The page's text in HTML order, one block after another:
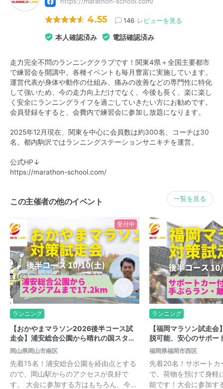
4.55 146 レビューを見る
本人確認済み 電話確認済み
走力完全不問のランニングクラブです！関東4県＋全国主要都市
で練習会を開講中。各種イベントも毎月豊富に実施しています。
運営代表が身体や動作の仕組み、痛みの改善などの専門性に特化
して強いため、今の走力向上だけでなく、今後も長く、楽に楽し
く安全にランニングライフを過ごしていきたい方にお勧めです。
会員登録をすると、会費内で練習会に参加し放題になります。
2025年12月現在、関東を中心に会員数は約300名、コーチは30
名。都内駒沢ではランニングステーションサニキチを運営。
公式HP↓
https://marathon-school.com/
この主催者の他のイベント 一覧を見る
受付中
ランニング
【おかやまマラソン2026後半コース試
走会】浦安総合公園から晴れの国スタ…
岡山県岡山市南区
先着15名！浦安総合公園を経由点とする
ので、岡山駅からのアクセスが良好で
す。 大会に参加する方はもちろん、今…
ランニング
【福岡マラソン試走
脱可能、安心のサポー
福岡県福岡市西区
先着20名！サポートカ
で、荷物を預けて身軽
能です！大会に参加す